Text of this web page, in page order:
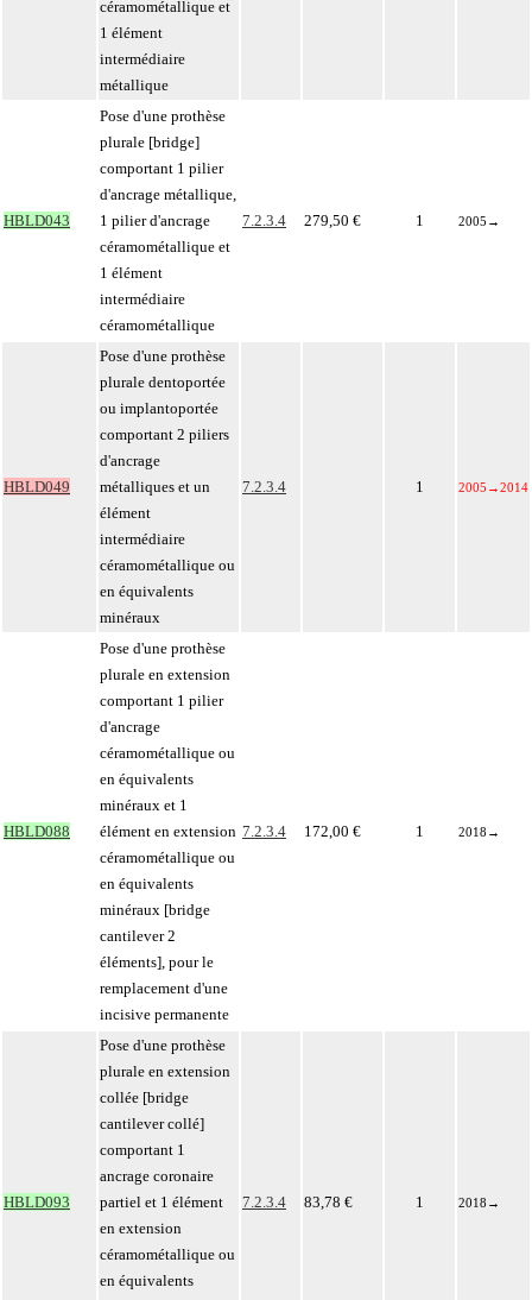
céramométallique et
1 élément
intermédiaire
métallique
HBLD043
Pose d'une prothèse
plurale [bridge]
comportant 1 pilier
d'ancrage métallique,
1 pilier d'ancrage
céramométallique et
1 élément
intermédiaire
céramométallique
7.2.3.4 279,50 € 1 2005 →
HBLD049
Pose d'une prothèse
plurale dentoportée
ou implantoportée
comportant 2 piliers
d'ancrage
métalliques et un
élément
intermédiaire
céramométallique ou
en équivalents
minéraux
7.2.3.4 1 2005 →2014
HBLD088
Pose d'une prothèse
plurale en extension
comportant 1 pilier
d'ancrage
céramométallique ou
en équivalents
minéraux et 1
élément en extension
céramométallique ou
en équivalents
minéraux [bridge
cantilever 2
éléments], pour le
remplacement d'une
incisive permanente
7.2.3.4 172,00 € 1 2018 →
HBLD093
Pose d'une prothèse
plurale en extension
collée [bridge
cantilever collé]
comportant 1
ancrage coronaire
partiel et 1 élément
en extension
céramométallique ou
en équivalents
7.2.3.4 83,78 € 1 2018 →